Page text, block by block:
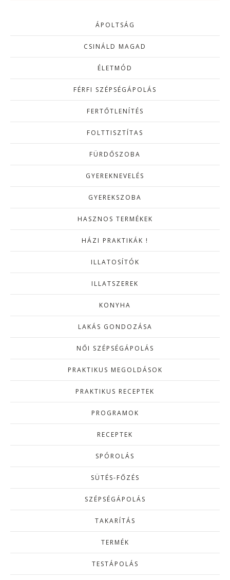
ÁPOLTSÁG
CSINÁLD MAGAD
ÉLETMÓD
FÉRFI SZÉPSÉGÁPOLÁS
FERTŐTLENÍTÉS
FOLTTISZTÍTAS
FÜRDŐSZOBA
GYEREKNEVELÉS
GYEREKSZOBA
HASZNOS TERMÉKEK
HÁZI PRAKTIKÁK !
ILLATOSÍTÓK
ILLATSZEREK
KONYHA
LAKÁS GONDOZÁSA
NŐI SZÉPSÉGÁPOLÁS
PRAKTIKUS MEGOLDÁSOK
PRAKTIKUS RECEPTEK
PROGRAMOK
RECEPTEK
SPÓROLÁS
SÜTÉS-FŐZÉS
SZÉPSÉGÁPOLÁS
TAKARÍTÁS
TERMÉK
TESTÁPOLÁS